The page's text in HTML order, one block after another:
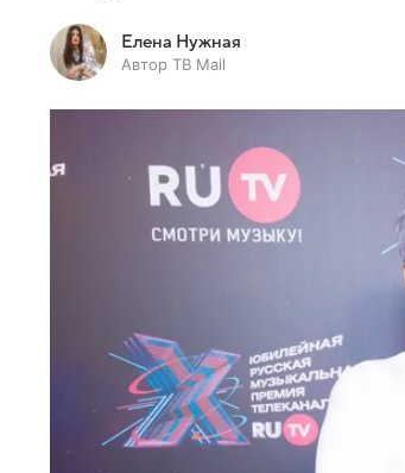
Елена Нужная
Автор ТВ Mail